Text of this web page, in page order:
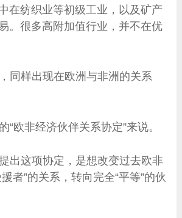
在纺织业等初级工业，以及矿产
。很多高附加值行业，并不在优
同样出现在欧洲与非洲的关系
“欧非经济伙伴关系协定”来说。
出这项协定，是想改变过去欧非
者”的关系，转向完全“平等”的伙